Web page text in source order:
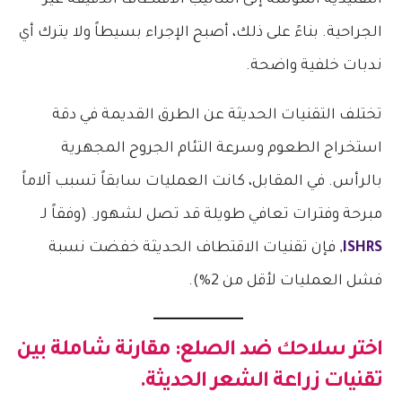
الجراحية. بناءً على ذلك، أصبح الإجراء بسيطاً ولا يترك أي
ندبات خلفية واضحة.
تختلف التقنيات الحديثة عن الطرق القديمة في دقة
استخراج الطعوم وسرعة التئام الجروح المجهرية
بالرأس. في المقابل، كانت العمليات سابقاً تسبب آلاماً
مبرحة وفترات تعافي طويلة قد تصل لشهور. (وفقاً لـ
ISHRS, فإن تقنيات الاقتطاف الحديثة خفضت نسبة
فشل العمليات لأقل من 2%).
اختر سلاحك ضد الصلع: مقارنة شاملة بين
تقنيات زراعة الشعر الحديثة.